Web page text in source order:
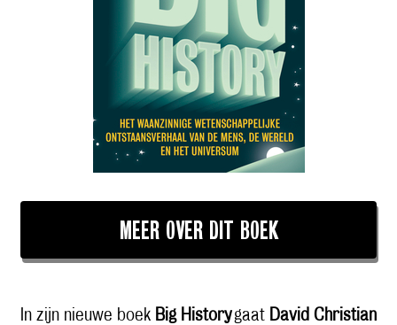
MEER OVER DIT BOEK
In zijn nieuwe boek Big Historygaat David Christian